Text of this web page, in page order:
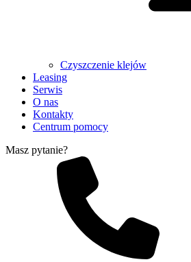
Czyszczenie klejów
Leasing
Serwis
O nas
Kontakty
Centrum pomocy
Masz pytanie?